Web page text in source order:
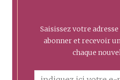
Saisissez votre
abonner et recevoir
chaque